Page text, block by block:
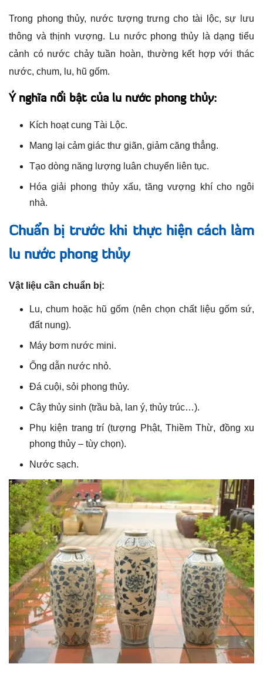
Trong phong thủy, nước tượng trưng cho tài lộc, sự lưu
thông và thịnh vượng. Lu nước phong thủy là dạng tiểu
cảnh có nước chảy tuần hoàn, thường kết hợp với thác
nước, chum, lu, hũ gốm.
Ý nghĩa nổi bật của lu nước phong thủy:
Kích hoạt cung Tài Lộc.
Mang lại cảm giác thư giãn, giảm căng thẳng.
Tạo dòng năng lượng luân chuyển liên tục.
Hóa giải phong thủy xấu, tăng vượng khí cho ngôi
nhà.
Chuẩn bị trước khi thực hiện cách làm
lu nước phong thủy
Vật liệu cần chuẩn bị:
Lu, chum hoặc hũ gốm (nên chọn chất liệu gốm sứ,
đất nung).
Máy bơm nước mini.
Ống dẫn nước nhỏ.
Đá cuội, sỏi phong thủy.
Cây thủy sinh (trầu bà, lan ý, thủy trúc…).
Phụ kiện trang trí (tượng Phật, Thiềm Thừ, đồng xu
phong thủy – tùy chọn).
Nước sạch.